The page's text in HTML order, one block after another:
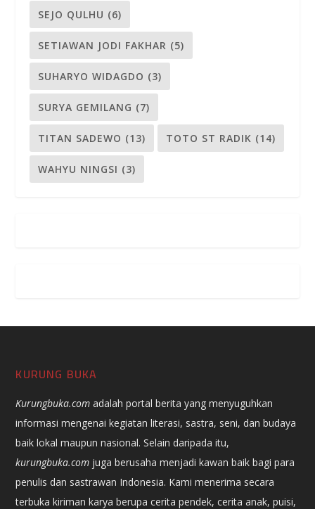
SEJO QULHU (6)
SETIAWAN JODI FAKHAR (5)
SUHARYO WIDAGDO (3)
SURYA GEMILANG (7)
TITAN SADEWO (13) TOTO ST RADIK (14)
WAHYU NINGSI (3)
KURUNG BUKA
Kurungbuka.com adalah portal berita yang menyuguhkan
informasi mengenai kegiatan literasi, sastra, seni, dan budaya
baik lokal maupun nasional. Selain daripada itu,
kurungbuka.com juga berusaha menjadi kawan baik bagi para
penulis dan sastrawan Indonesia. Kami menerima secara
terbuka kiriman karya berupa cerita pendek, cerita anak, puisi,